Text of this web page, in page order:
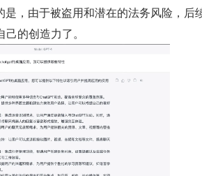
是，由于被盗用和潜在的法务风险，后
的创造力了。